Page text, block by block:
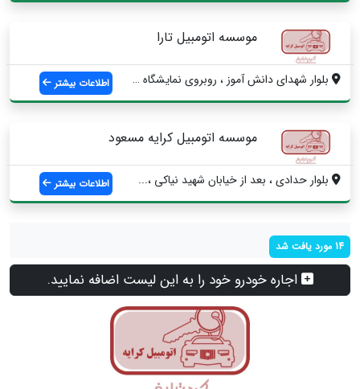
موسسه اتومبیل تارا
بلوار شهدای دانش آموز ، روبروی نمایشگاه ... اطلاعات بیشتر
موسسه اتومبیل کرایه مسعود
بلوار حدادی ، بعد از خیابان شهید نیاکی ،... اطلاعات بیشتر
14 مورد یافت شد
اجاره خودرو خود را به این لیست اضافه نمایید.